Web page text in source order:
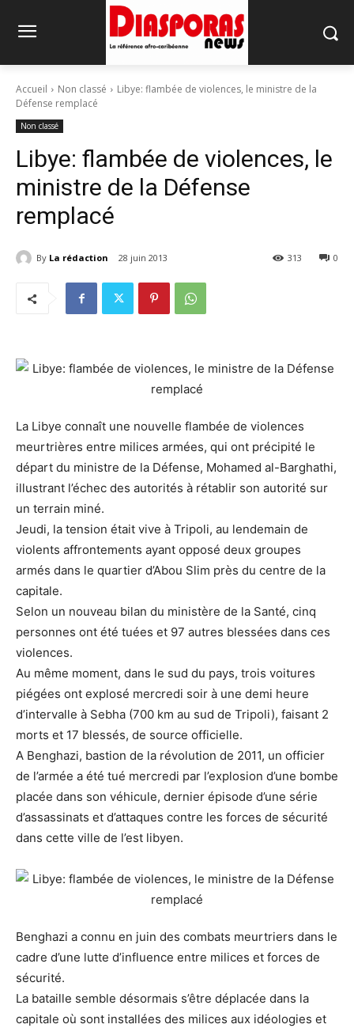
Accueil Non classé
Libye: flambée de violences, le ministre de la
Défense remplacé
Non classé
Libye: flambée de violences, le
ministre de la Défense
remplacé
By La rédaction 28 juin 2013 0
313
La Libye connaît une nouvelle flambée de violences
meurtrières entre milices armées, qui ont précipité le
départ du ministre de la Défense, Mohamed al-Barghathi,
illustrant l’échec des autorités à rétablir son autorité sur
un terrain miné.
Jeudi, la tension était vive à Tripoli, au lendemain de
violents affrontements ayant opposé deux groupes
armés dans le quartier d’Abou Slim près du centre de la
capitale.
Selon un nouveau bilan du ministère de la Santé, cinq
personnes ont été tuées et 97 autres blessées dans ces
violences.
Au même moment, dans le sud du pays, trois voitures
piégées ont explosé mercredi soir à une demi heure
d’intervalle à Sebha (700 km au sud de Tripoli), faisant 2
morts et 17 blessés, de source officielle.
A Benghazi, bastion de la révolution de 2011, un officier
de l’armée a été tué mercredi par l’explosion d’une bombe
placée dans son véhicule, dernier épisode d’une série
d’assassinats et d’attaques contre les forces de sécurité
dans cette ville de l’est libyen.
Benghazi a connu en juin des combats meurtriers dans le
cadre d’une lutte d’influence entre milices et forces de
sécurité.
La bataille semble désormais s’être déplacée dans la
capitale où sont installées des milices aux idéologies et